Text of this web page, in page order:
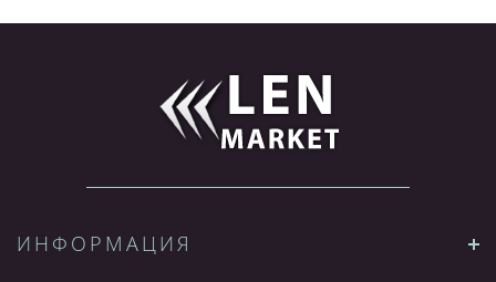
ИНФОРМАЦИЯ